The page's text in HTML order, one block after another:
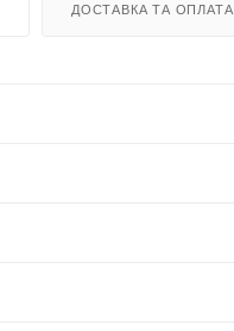
ДОСТАВКА ТА ОПЛАТА